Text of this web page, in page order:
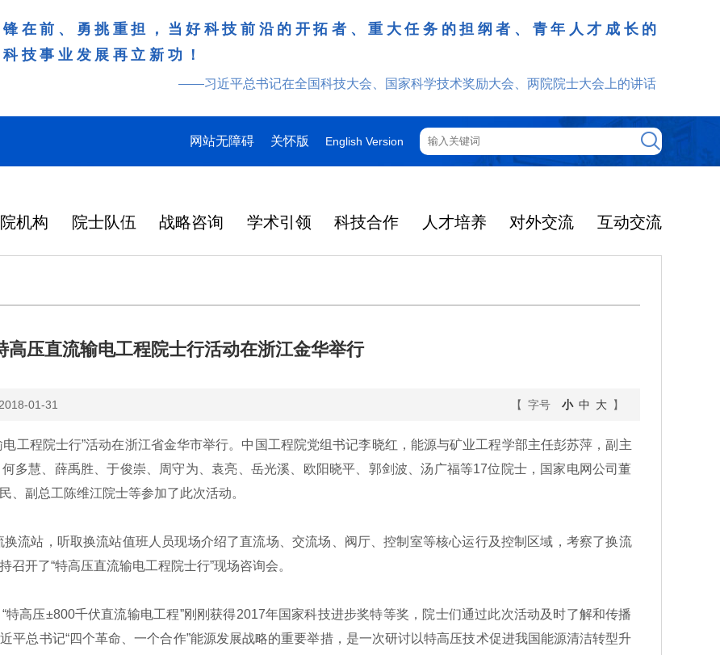
在前、勇挑重担，当好科技前沿的开拓者、重大任务的担纲者、青年人才成长的
技事业发展再立新功！
——习近平总书记在全国科技大会、国家科学技术奖励大会、两院院士大会上的讲话
网站无障碍 关怀版 English Version
机构 院士队伍 战略咨询 学术引领 科技合作 人才培养 对外交流 互动交流
高压直流输电工程院士行活动在浙江金华举行
2018-01-31 【 字号 小 中 大】
程院士行”活动在浙江省金华市举行。中国工程院党组书记李晓红，能源与矿业工程学部主任彭苏萍，副主
多慧、薛禹胜、于俊崇、周守为、袁亮、岳光溪、欧阳晓平、郭剑波、汤广福等17位院士，国家电网公司董
、副总工陈维江院士等参加了此次活动。
站，听取换流站值班人员现场介绍了直流场、交流场、阀厅、控制室等核心运行及控制区域，考察了换流
开了“特高压直流输电工程院士行”现场咨询会。
压±800千伏直流输电工程”刚刚获得2017年国家科技进步奖特等奖，院士们通过此次活动及时了解和传播
平总书记“四个革命、一个合作”能源发展战略的重要举措，是一次研讨以特高压技术促进我国能源清洁转型升